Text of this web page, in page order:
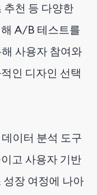
추천 등 다양한
A/B 테스트를
사용자 참여와
인 디자인 선택
이터 분석 도구
고 사용자 기반
장 여정에 나아